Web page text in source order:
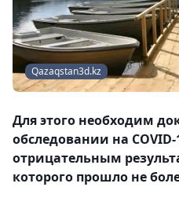
Qazaqstan3d.kz
Для этого необходим
обследовании на
отрицательным
которого прошло не